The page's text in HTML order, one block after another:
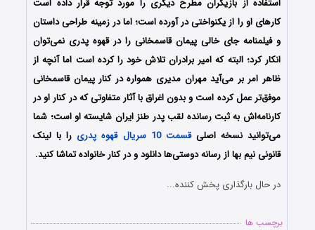
استفاده از بازیگران مطرح دیگری را مورد توجه قرار داده است
کارهای او را از یکنواختی در آورده است؛ اما در زمینه طراحی داستان
و فیلمنامه جای خالی پیمان قاسمخانی را در قهوه پدری نمی‌توان
انکار کرد؛ البته که امیر برادران تلاش خود را کرده است اما آنچه از
ظاهر امر بر می‌آید مهران مدیری همواره در کنار پیمان قاسمخانی
موفق‌تر عمل کرده است و بدون اغراق با آثار متفاوتی که در کنار او در
کارنامه‌اش به ثبت رسانده لقب پدر طنز ایران شایسته او است؛ شما
می‌توانید نسخه اصلیقسمت 10 سریال قهوه پدری
را با لینک
قانونی نیم بها از رسانه دوستی‌ها دانلود و در کنار خانواده تماشا کنید.
در حال بارگذاری پخش کننده...
برچسب ها